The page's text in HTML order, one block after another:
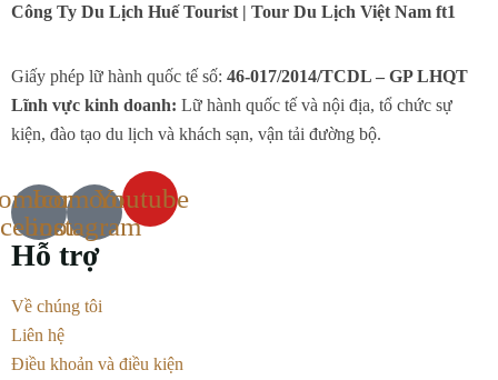
Công Ty Du Lịch Huế Tourist | Tour Du Lịch Việt Nam ft1
Giấy phép lữ hành quốc tế số: 46-017/2014/TCDL – GP LHQT
Lĩnh vực kinh doanh: Lữ hành quốc tế và nội địa, tổ chức sự
kiện, đào tạo du lịch và khách sạn, vận tải đường bộ.
Icomoon-
instagram
Youtube
Hỗ trợ
Về chúng tôi
Liên hệ
Điều khoản và điều kiện